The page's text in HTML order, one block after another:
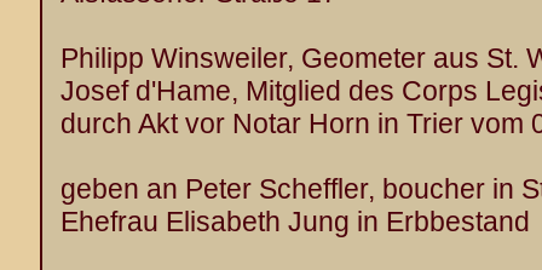
Philipp Winsweiler, Geometer aus St.
Josef d'Hame, Mitglied des Corps
durch Akt vor Notar Horn in Trier vom
geben an Peter Scheffler, boucher in
Ehefrau Elisabeth Jung in Erbbestand